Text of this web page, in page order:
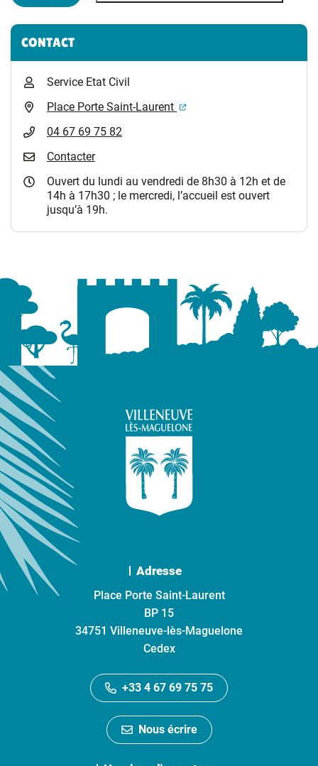
Informations complémentaires
CONTACT
Service Etat Civil
Place Porte Saint-Laurent
(ouverture dans un
04 67 69 75 82
Contacter
Ouvert du lundi au vendredi de 8h30 à 12h et de
14h à 17h30 ; le mercredi, l’accueil est ouvert
jusqu’à 19h.
Adresse
Place Porte Saint-Laurent
BP 15
34751 Villeneuve-lès-Maguelone
Cedex
+33 4 67 69 75 75
Nous écrire